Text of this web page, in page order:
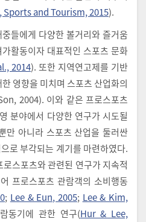
and Tourism, 2015).
들에게 다양한 볼거리와 즐거움
활동이자 대표적인 스포츠 문화
2014). 또한 지역연고제를 기반
영향을 미치며 스포츠 산업화의
2004). 이와 같은 프로스포츠
분야에서 다양한 연구가 시도될
만 아니라 스포츠 산업을 둘러싼
로 부각되는 계기를 마련하였다.
스포츠와 관련된 연구가 지속적
프로스포츠 관람객의 소비행동
; Lee & Eun, 2005; Lee & Kim,
동기에 관한 연구(Hur & Lee,